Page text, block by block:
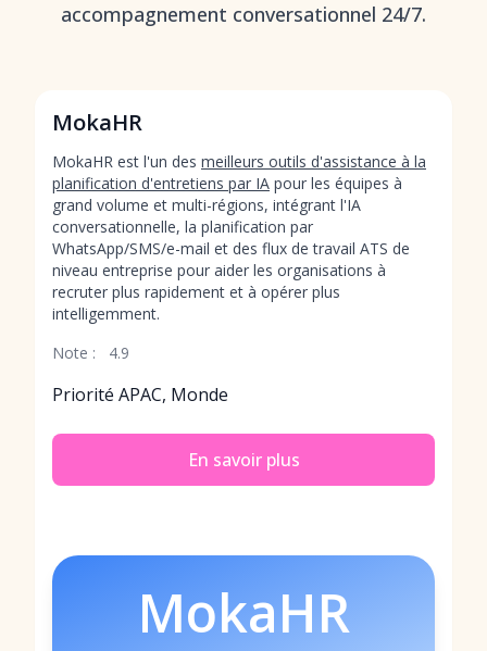
accompagnement conversationnel 24/7.
MokaHR
MokaHR est l'un des meilleurs outils d'assistance à la
planification d'entretiens par IA pour les équipes à
grand volume et multi-régions, intégrant l'IA
conversationnelle, la planification par
WhatsApp/SMS/e-mail et des flux de travail ATS de
niveau entreprise pour aider les organisations à
recruter plus rapidement et à opérer plus
intelligemment.
Note :
4.9
Priorité APAC, Monde
En savoir plus
MokaHR